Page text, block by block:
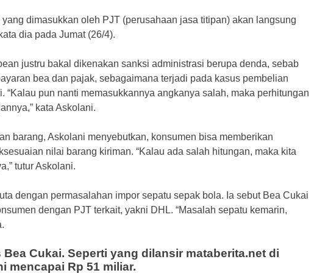
dimasukkan oleh PJT (perusahaan jasa titipan) akan langsung
dia pada Jumat (26/4).
justru bakal dikenakan sanksi administrasi berupa denda, sebab
bea dan pajak, sebagaimana terjadi pada kasus pembelian
“Kalau pun nanti memasukkannya angkanya salah, maka perhitungan
kata Askolani.
barang, Askolani menyebutkan, konsumen bisa memberikan
nilai barang kiriman. “Kalau ada salah hitungan, maka kita
tutur Askolani.
dengan permasalahan impor sepatu sepak bola. Ia sebut Bea Cukai
dengan PJT terkait, yakni DHL. “Masalah sepatu kemarin,
Cukai. Seperti yang dilansir mataberita.net di
mencapai Rp 51 miliar.